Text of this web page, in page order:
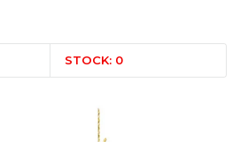
STOCK: 0